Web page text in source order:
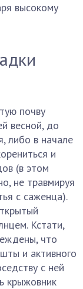
высокому
почву
весной, до
либо в начале
и
(в этом
не травмируя
с саженца).
Кстати,
что
и активного
с ней
крыжовник